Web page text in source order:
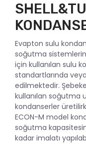
Evapton sulu
soğutma
için kullanılan sulu
standartlarında
edilmektedir.
kullanılan soğutma
kondanserler
ECON-M model
soğutma
kadar imalatı